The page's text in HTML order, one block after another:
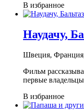
В избранное
Наудачу,
Швеция,
Фильм
первые
В избранное